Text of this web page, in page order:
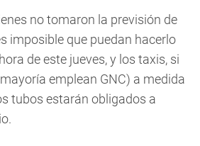
no tomaron la previsión de
imposible que puedan hacerlo
de este jueves, y los taxis, si
emplean GNC) a medida
tubos estarán obligados a